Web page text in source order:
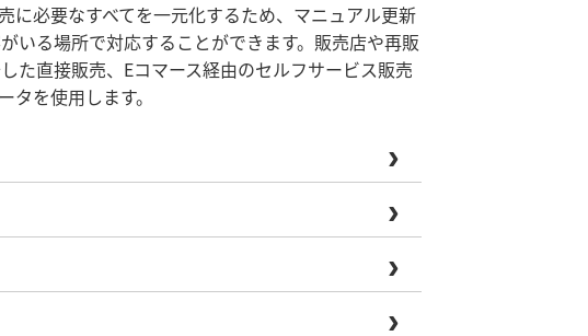
に必要なすべてを一元化するため、マニュアル更新
いる場所で対応することができます。販売店や再販
た直接販売、Eコマース経由のセルフサービス販売
タを使用します。